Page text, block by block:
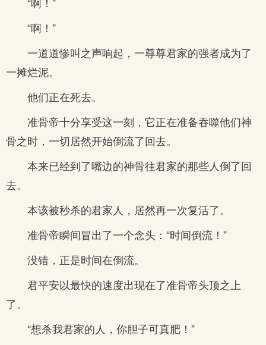
“啊！”
一道道惨叫之声响起，一尊尊君家的强者成为了
一摊烂泥。
他们正在死去。
准骨帝十分享受这一刻，它正在准备吞噬他们神
骨之时，一切居然开始倒流了回去。
本来已经到了嘴边的神骨往君家的那些人倒了回
去。
本该被秒杀的君家人，居然再一次复活了。
准骨帝瞬间冒出了一个念头：“时间倒流！”
没错，正是时间在倒流。
君平安以最快的速度出现在了准骨帝头顶之上
了。
“想杀我君家的人，你胆子可真肥！”